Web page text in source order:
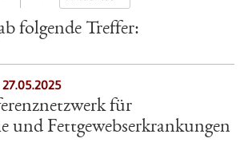
folgende Treffer:
für
und Fettgewebserkrankungen